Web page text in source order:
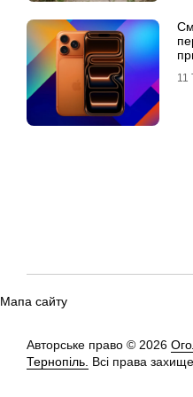
11
Мапа сайту
Авторське право © 2026
Тернопіль. Всі права